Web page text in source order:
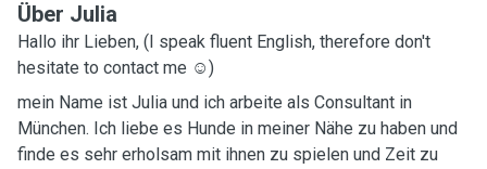
Über Julia
Hallo ihr Lieben, (I speak fluent English, therefore don't
hesitate to contact me ☺️)
mein Name ist Julia und ich arbeite als Consultant in
München. Ich liebe es Hunde in meiner Nähe zu haben und
finde es sehr erholsam mit ihnen zu spielen und Zeit zu